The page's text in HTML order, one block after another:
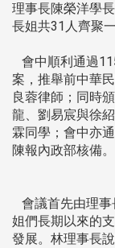
理事長陳榮洋學
長姐共31人齊聚一
會中順利通過
案，推舉前中華
良蓉律師；同時
龍、劉易宸與徐
霖同學；會中亦
陳報內政部核備。
會議首先由理事
姐們長期以來的
發展。林理事長